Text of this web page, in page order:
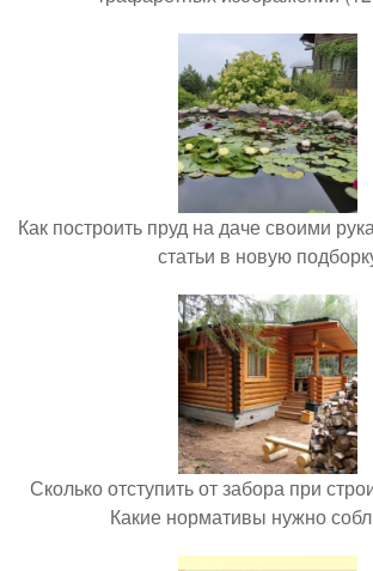
Как построить пруд на даче своими
статьи в новую
Сколько отступить от забора при
Какие нормативы нужно